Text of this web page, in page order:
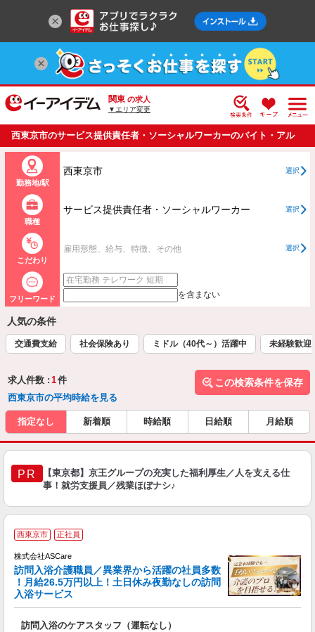
関東 の求人
▼エリア変更
西東京市のサービス提供責任者・ソーシャルワーカーのバイト・アル
バイト・パートの求人情報一覧
勤務地/駅
西東京市 選択
職種
サービス提供責任者・ソーシャルワーカー 選択
こだわり
雇用形態、給与、特徴、その他 選択
フリーワード を含まない
人気の条件
交通費支給 社会保険あり ミドル（40代～）活躍中 未経験歓迎
求人件数 : 1件
西東京市の平均時給を見る
この検索条件を保存
指定なし 新着順 時給順 日給順 月給順
PR
【東京都】京王グループの充実した福利厚生／人を支える仕
事！就労支援員／残業ほぼナシ♪
西東京市 正社員
株式会社ASCare
訪問入浴介護職員／異業界から活躍の社員多数
！月給26.5万円以上！土日休み夜勤なしの訪問
入浴サービス
訪問入浴のケアスタッフ（運転なし）